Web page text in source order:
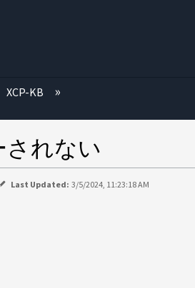
XCP-KB
されない
Last Updated: 3/5/2024, 11:23:18 AM